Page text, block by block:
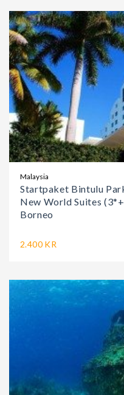
Malaysia
Startpaket Bintulu
New World Suites
Borneo
2.400 KR